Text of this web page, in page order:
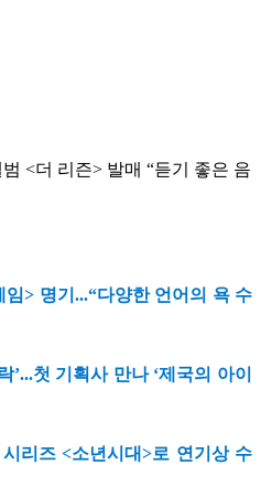
<더 리즌> 발매 “듣기 좋은 음
> 명기...“다양한 언어의 욕 수
첫 기획사 만나 ‘제국의 아이
리즈 <소년시대>로 연기상 수